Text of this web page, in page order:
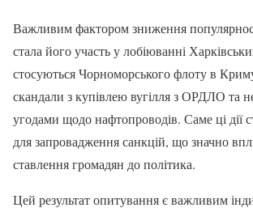
Важливим фактором зниження
стала його участь у лобіюванні
стосуються Чорноморського флоту в
скандали з купівлею вугілля з ОРДЛО та
угодами щодо нафтопроводів. Саме ці дії
для запровадження санкцій, що значно
ставлення громадян до політика.
Цей результат опитування є важливим